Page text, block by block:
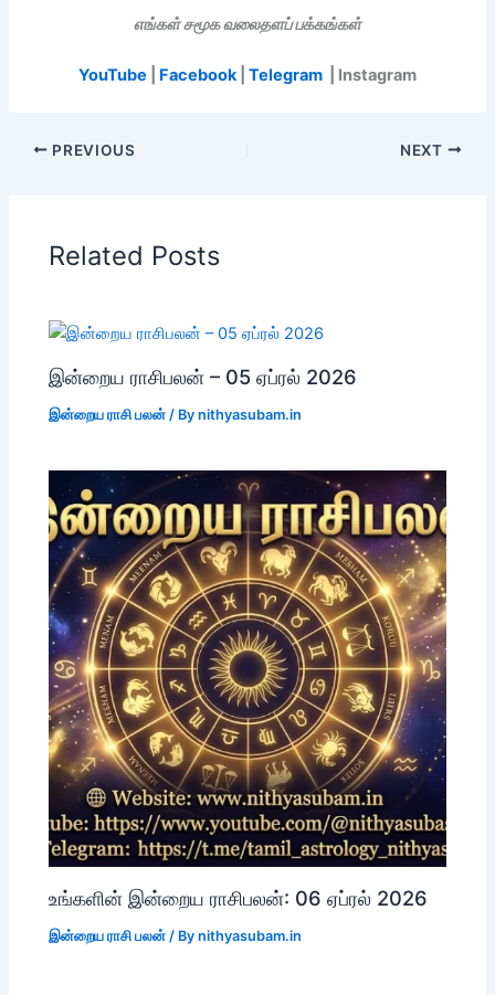
எங்கள் சமூக வலைதளப் பக்கங்கள்
YouTube Facebook| Telegram | Instagram
PREVIOUS NEXT
Related Posts
இன்றைய ராசிபலன் – 05 ஏப்ரல் 2026
இன்றைய ராசி பலன் / Bynithyasubam.in
உங்களின் இன்றைய ராசிபலன்: 06 ஏப்ரல் 2026
இன்றைய ராசி பலன் / Bynithyasubam.in